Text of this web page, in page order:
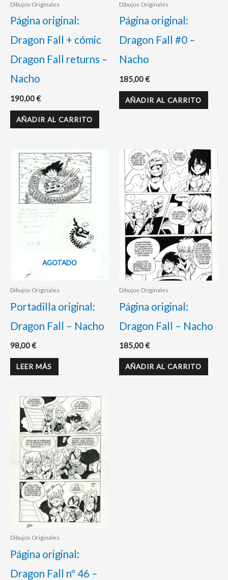
Dibujos Originales
Página original:
Dragon Fall + cómic
Dragon Fall returns –
Nacho
190,00€
AÑADIR AL CARRITO
Dibujos Originales
Página original:
Dragon Fall #0 –
Nacho
185,00€
AÑADIR AL CARRITO
AGOTADO
Dibujos Originales
Portadilla original:
Dragon Fall – Nacho
98,00€
LEER MÁS
Dibujos Originales
Página original:
Dragon Fall – Nacho
185,00€
AÑADIR AL CARRITO
Dibujos Originales
Página original:
Dragon Fall nº 46 –